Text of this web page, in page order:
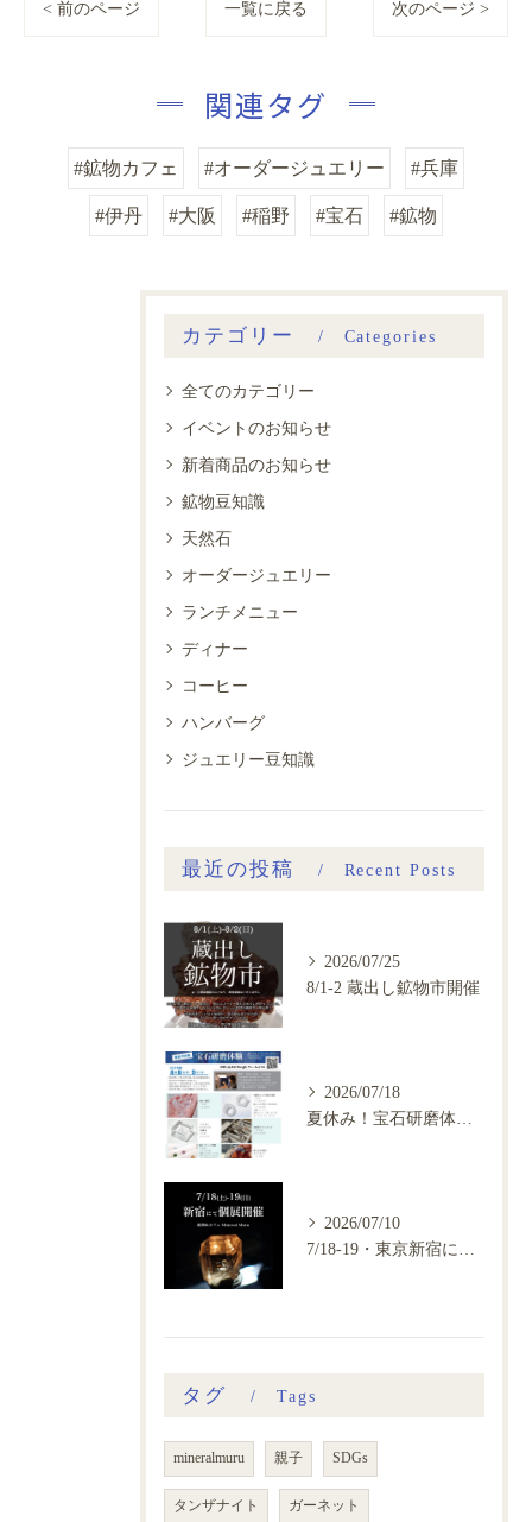
< 前のページ 一覧に戻る 次のページ >
関連タグ
#鉱物カフェ #オーダージュエリー #兵庫
#伊丹 #大阪 #稲野 #宝石 #鉱物
カテゴリー Categories
全てのカテゴリー
イベントのお知らせ
新着商品のお知らせ
鉱物豆知識
天然石
オーダージュエリー
ランチメニュー
ディナー
コーヒー
ハンバーグ
ジュエリー豆知識
最近の投稿 Recent Posts
2026/07/25
8/1-2 蔵出し鉱物市開催
2026/07/18
2026/07/10
タグ Tags
mineralmuru 親子 SDGs
タンザナイト ガーネット